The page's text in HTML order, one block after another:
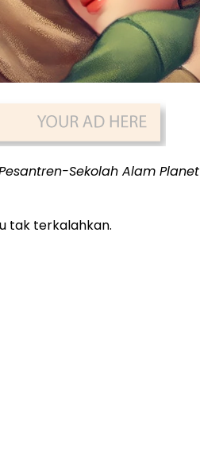
Sekolah Alam Planet
tak terkalahkan.